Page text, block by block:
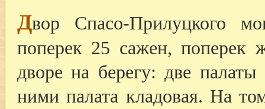
Двор Спасо-Прилуцкого
поперек 25 сажен,
дворе на берегу: две
ними палата кладовая. На